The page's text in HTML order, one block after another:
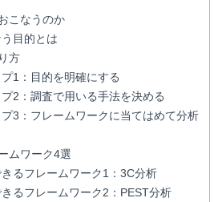
こなうのか
目的とは
方
1：目的を明確にする
2：調査で用いる手法を決める
3：フレームワークに当てはめて分析
ムワーク4選
るフレームワーク1：3C分析
るフレームワーク2：PEST分析